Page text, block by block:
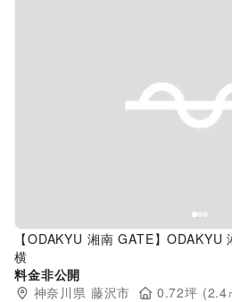
Previous slide
【ODAKYU 湘南 GATE】
横
料金非公開
神奈川県 藤沢市 0.72坪 (2.4